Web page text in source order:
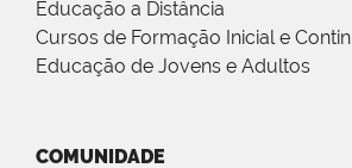
Educação a Distância
Cursos de Formação Inicial e
Educação de Jovens e Adultos
COMUNIDADE